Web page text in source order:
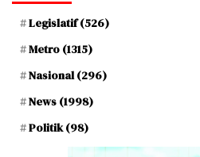
Legislatif(526)
Metro (1315)
Nasional(296)
News (1998)
Politik(98)